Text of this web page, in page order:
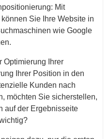
Mit
Sie Ihre Website in
wie Google
Optimierung Ihrer
Ihrer Position in den
Kunden nach
möchten Sie sicherstellen,
auf der Ergebnisseite